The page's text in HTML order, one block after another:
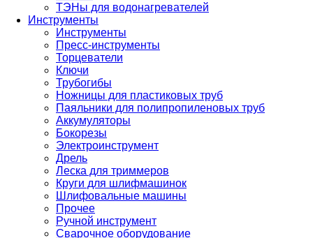
ТЭНы для водонагревателей
Инструменты
Инструменты
Пресс-инструменты
Торцеватели
Ключи
Трубогибы
Ножницы для пластиковых труб
Паяльники для полипропиленовых труб
Аккумуляторы
Бокорезы
Электроинструмент
Дрель
Леска для триммеров
Круги для шлифмашинок
Шлифовальные машины
Прочее
Ручной инструмент
Сварочное оборудование